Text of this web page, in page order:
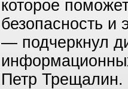
которое
безопасность и
— подчеркнул
Петр Трещалин.